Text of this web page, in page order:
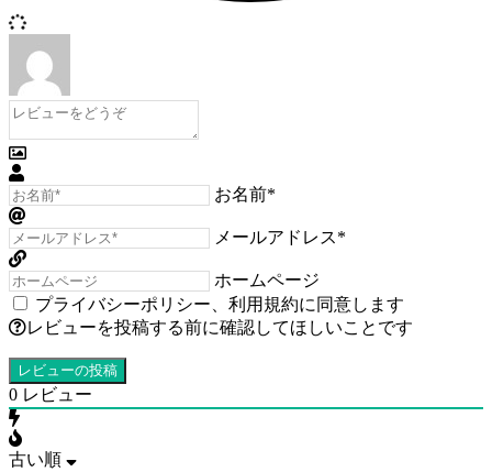
お名前*
メールアドレス*
ホームページ
プライバシーポリシー
利用規約に同意します
レビューを投稿する前に確認してほしいことです
0 レビュー
古い順